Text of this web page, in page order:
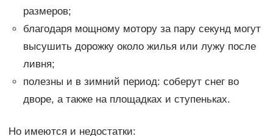
размеров;
благодаря мощному мотору за пару секунд могут
высушить дорожку около жилья или лужу после
ливня;
полезны и в зимний период: соберут снег во
дворе, а также на площадках и ступеньках.
Но имеются и недостатки: